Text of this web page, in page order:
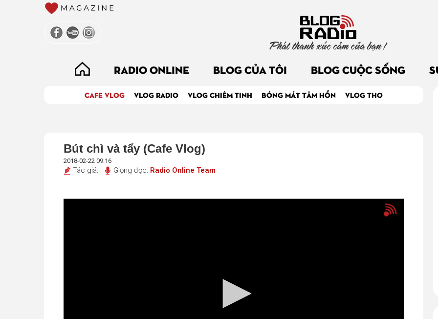
Phát thanh xúc cảm của bạn !
RADIO ONLINE BLOG CỦA TÔI BLOG CUỘC SỐNG
CAFE VLOG VLOG RADIO VLOG CHIÊM TINH BÓNG MÁT TÂM HỒN VLOG THƠ
Bút chì và tẩy (Cafe Vlog)
2018-02-22 09:16
Tác giả: Giọng đọc: Radio Online Team